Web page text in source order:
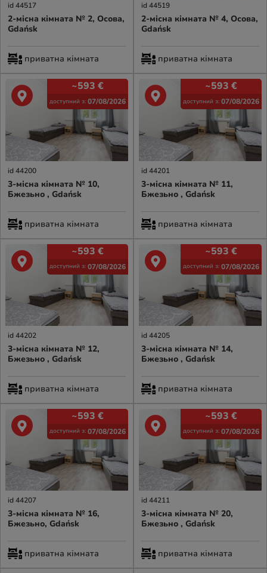
id 44517
2-місна кімната № 2, Осова,
Gdańsk
приватна кімната
id 44519
2-місна кімната № 4, Осова,
Gdańsk
приватна кімната
~593 €
доступний з: 07/08/2026
id 44200
3-місна кімната № 10,
Бжезьно , Gdańsk
приватна кімната
~593 €
доступний з: 07/08/2026
id 44201
3-місна кімната № 11,
Бжезьно , Gdańsk
приватна кімната
~593 €
доступний з: 07/08/2026
id 44202
3-місна кімната № 12,
Бжезьно , Gdańsk
приватна кімната
~593 €
доступний з: 07/08/2026
id 44205
3-місна кімната № 14,
Бжезьно , Gdańsk
приватна кімната
~593 €
доступний з: 07/08/2026
id 44207
3-місна кімната № 16,
Бжезьно, Gdańsk
приватна кімната
~593 €
доступний з: 07/08/2026
id 44211
3-місна кімната № 20,
Бжезьно , Gdańsk
приватна кімната